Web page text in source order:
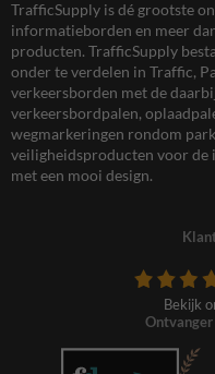
TrafficSupply is dé grootste
informatieborden en meer
producten. TrafficSupply
onder te verdelen in Traffic,
verkeersborden met de
verkeersbordpalen,
wegmarkeringen rondom
veiligheidsproducten voor
met een mooi design.
Bekijk